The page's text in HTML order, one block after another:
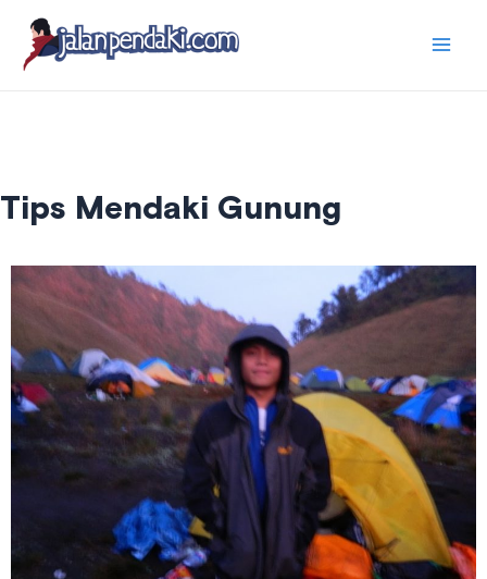
content
Tips Mendaki Gunung